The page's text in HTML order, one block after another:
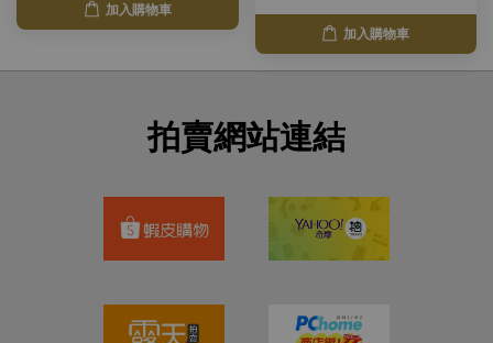
加入購物車
加入購物車
拍賣網站連結